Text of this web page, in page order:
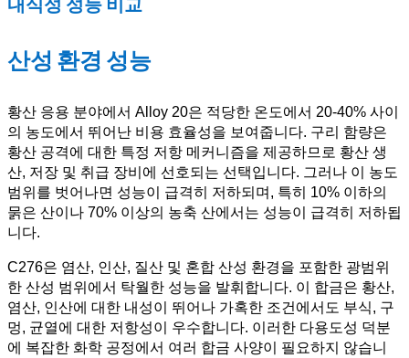
산성 환경 성능
황산 응용 분야에서 Alloy 20은 적당한 온도에서 20-40% 사이
의 농도에서 뛰어난 비용 효율성을 보여줍니다. 구리 함량은
황산 공격에 대한 특정 저항 메커니즘을 제공하므로 황산 생
산, 저장 및 취급 장비에 선호되는 선택입니다. 그러나 이 농도
범위를 벗어나면 성능이 급격히 저하되며, 특히 10% 이하의
묽은 산이나 70% 이상의 농축 산에서는 성능이 급격히 저하됩
니다.
C276은 염산, 인산, 질산 및 혼합 산성 환경을 포함한 광범위
한 산성 범위에서 탁월한 성능을 발휘합니다. 이 합금은 황산,
염산, 인산에 대한 내성이 뛰어나 가혹한 조건에서도 부식, 구
멍, 균열에 대한 저항성이 우수합니다. 이러한 다용도성 덕분
에 복잡한 화학 공정에서 여러 합금 사양이 필요하지 않습니